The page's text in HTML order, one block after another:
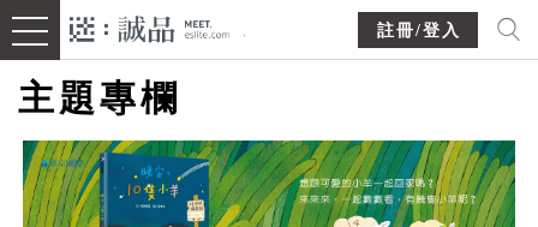
註冊/登入
主題專欄